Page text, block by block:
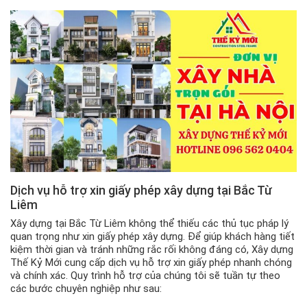
Dịch vụ hỗ trợ xin giấy phép xây dựng tại Bắc Từ
Liêm
Xây dựng tại Bắc Từ Liêm không thể thiếu các thủ tục pháp lý
quan trọng như xin giấy phép xây dựng. Để giúp khách hàng tiết
kiệm thời gian và tránh những rắc rối không đáng có, Xây dựng
Thế Kỷ Mới cung cấp dịch vụ hỗ trợ xin giấy phép nhanh chóng
và chính xác. Quy trình hỗ trợ của chúng tôi sẽ tuần tự theo
các bước chuyên nghiệp như sau: